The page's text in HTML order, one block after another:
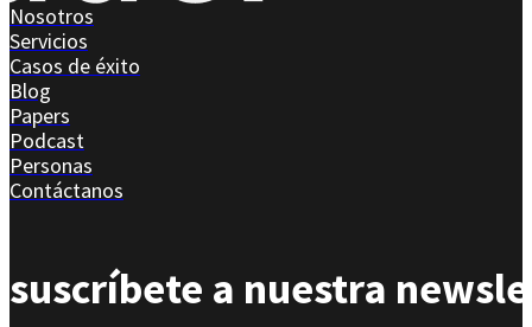
Nosotros
Servicios
Casos de éxito
Blog
Papers
Podcast
Personas
Contáctanos
suscríbete a nuestra